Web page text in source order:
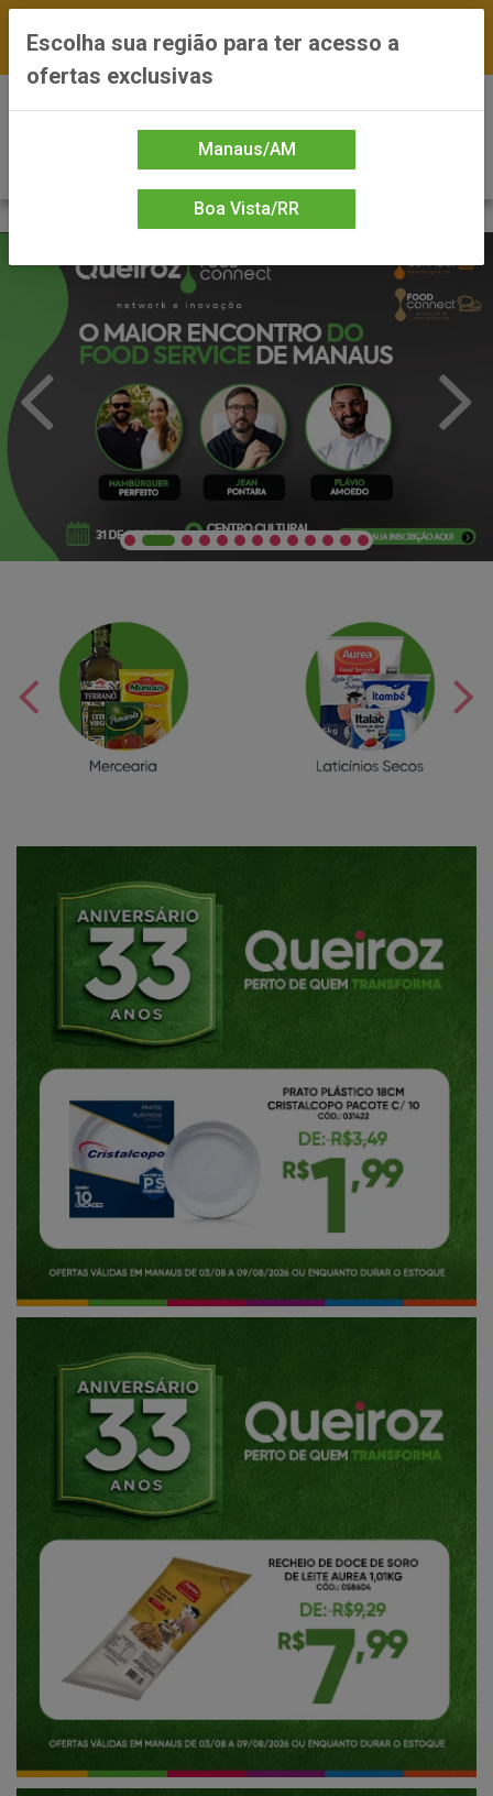
*Preços exclusivos do site — Entrega em até 24h
Escolha sua região para ter acesso a
ofertas exclusivas
Manaus/AM
Boa Vista/RR